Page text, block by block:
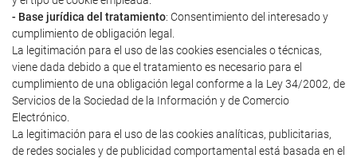
- Base jurídica del tratamiento: Consentimiento del interesado y
cumplimiento de obligación legal.
La legitimación para el uso de las cookies esenciales o técnicas,
viene dada debido a que el tratamiento es necesario para el
cumplimiento de una obligación legal conforme a la Ley 34/2002, de
Servicios de la Sociedad de la Información y de Comercio
Electrónico.
La legitimación para el uso de las cookies analíticas, publicitarias,
de redes sociales y de publicidad comportamental está basada en el